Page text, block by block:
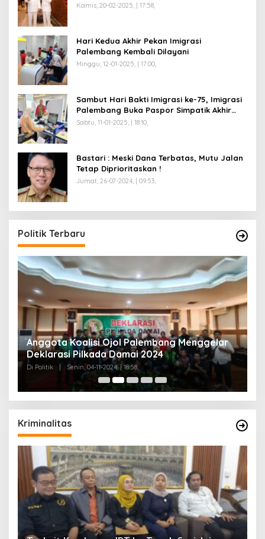
Kamis, 20-02-2025, | 17:58,
Hari Kedua Akhir Pekan Imigrasi
Palembang Kembali Dilayani
Minggu, 12-01-2025, | 17:00,
Sambut Hari Bakti Imigrasi ke-75, Imigrasi
Palembang Buka Paspor Simpatik Akhir
Pekan
Sabtu, 11-01-2025, | 18:10,
Bastari : Meski Dana Terbatas, Mutu Jalan
Tetap Diprioritaskan !
Jumat, 26-07-2024, | 09:53,
Politik Terbaru
Anggota Koalisi Ojol Palembang Menggelar
Deklarasi Pilkada Damai 2024
Di Politik | Senin, 04-11-2024, | 18:58,
Kriminalitas